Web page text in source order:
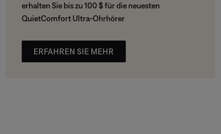
erhalten Sie bis zu 100 $ für die neuesten
QuietComfort Ultra-Ohrhörer
ERFAHREN SIE MEHR